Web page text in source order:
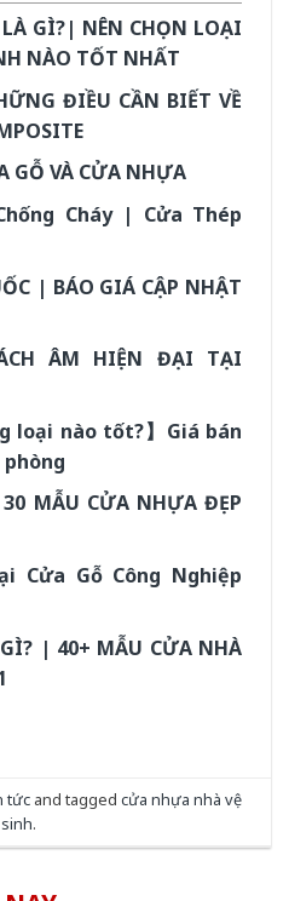
GÌ?| NÊN CHỌN LOẠI
NÀO TỐT NHẤT
ĐIỀU CẦN BIẾT VỀ
GỖ VÀ CỬA NHỰA
Cháy | Cửa Thép
| BÁO GIÁ CẬP NHẬT
ÂM HIỆN ĐẠI TẠI
loại nào tốt?】Giá bán
MẪU CỬA NHỰA ĐẸP
Cửa Gỗ Công Nghiệp
| 40+ MẪU CỬA NHÀ
tứcand tagged cửa nhựa nhà vệ
sinh.